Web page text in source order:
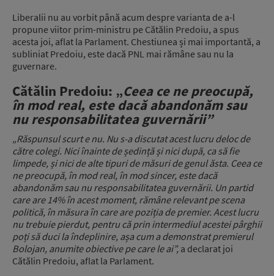
Liberalii nu au vorbit până acum despre varianta de a-l
propune viitor prim-ministru pe Cătălin Predoiu, a spus
acesta joi, aflat la Parlament. Chestiunea și mai importantă, a
subliniat Predoiu, este dacă PNL mai rămâne sau nu la
guvernare.
Cătălin Predoiu: „Ceea ce ne preocupă,
în mod real, este dacă abandonăm sau
nu responsabilitatea guvernării”
„Răspunsul scurt e nu. Nu s-a discutat acest lucru deloc de
către colegi. Nici înainte de ședință și nici după, ca să fie
limpede, și nici de alte tipuri de măsuri de genul ăsta. Ceea ce
ne preocupă, în mod real, în mod sincer, este dacă
abandonăm sau nu responsabilitatea guvernării. Un partid
care are 14% în acest moment, rămâne relevant pe scena
politică, în măsura în care are poziția de premier. Acest lucru
nu trebuie pierdut, pentru că prin intermediul acestei pârghii
poți să duci la îndeplinire, așa cum a demonstrat premierul
Bolojan, anumite obiective pe care le ai”, a declarat joi
Cătălin Predoiu, aflat la Parlament.